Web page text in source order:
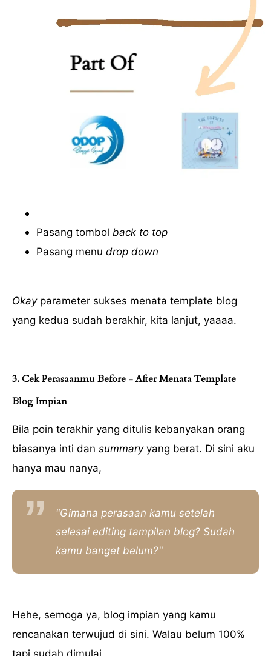
Pasang tombol back to top
Pasang menu drop down
Okayparameter sukses menata template blog
yang kedua sudah berakhir, kita lanjut, yaaaa.
3. Cek Perasaanmu Before - After Menata Template
Blog Impian
Bila poin terakhir yang ditulis kebanyakan orang
biasanya inti dan summaryyang berat. Di sini aku
hanya mau nanya,
"Gimana perasaan kamu setelah
selesai editing tampilan blog? Sudah
kamu banget belum?"
Hehe, semoga ya, blog impian yang kamu
rencanakan terwujud di sini. Walau belum 100%